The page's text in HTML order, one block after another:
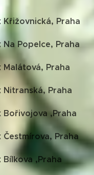
Praha
Popelce, Praha
Praha
Praha
,Praha
Praha
,Praha